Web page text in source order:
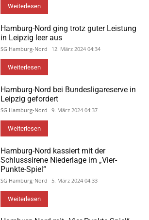
Weiterlesen
Hamburg-Nord ging trotz guter Leistung
in Leipzig leer aus
SG Hamburg-Nord 12. März 2024 04:34
Weiterlesen
Hamburg-Nord bei Bundesligareserve in
Leipzig gefordert
SG Hamburg-Nord 9. März 2024 04:37
Weiterlesen
Hamburg-Nord kassiert mit der
Schlusssirene Niederlage im „Vier-
Punkte-Spiel“
SG Hamburg-Nord 5. März 2024 04:33
Weiterlesen